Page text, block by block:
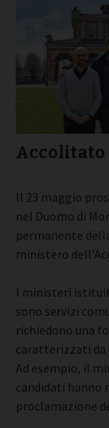
Accolitato
Il 23 maggio
nel Duomo di
permanente
ministero
I ministeri
sono servizi
richiedono una
caratterizzati da
Ad esempio, il
candidati hanno
proclamazione